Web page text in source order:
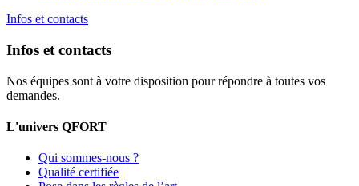
Infos et contacts
Infos et contacts
Nos équipes sont à votre disposition pour répondre à toutes vos
demandes.
L'univers QFORT
Qui sommes-nous ?
Qualité certifiée